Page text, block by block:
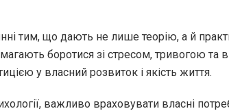
тим, що дають не лише теорію, а й
боротися зі стресом, тривогою та
у власний розвиток і якість життя.
важливо враховувати власні